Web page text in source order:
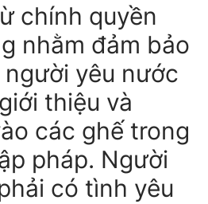
chính quyền
nhằm đảm bảo
yêu nước
thiệu và
các ghế trong
pháp. Người
có tình yêu